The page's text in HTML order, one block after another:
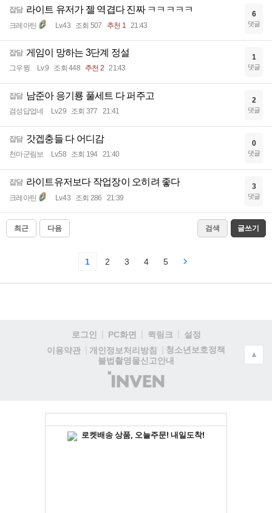
잡담 라이트 유저가 젤 역겹다 진짜 ㅋㅋㅋㅋㅋ
크레아틴 Lv.43 조회 507 추천 1 21:43
6
댓글
잡담 게임이 망하는 3단계 정설
그우뮝 Lv.9 조회 448 추천 2 21:43
1
댓글
잡담 남준아 응기룡 풀세트 다 퍼주고
검성답업네 Lv.29 조회 377 21:41
2
댓글
잡담 갓겝충들 다 어디감
천마군림보 Lv.58 조회 194 21:40
0
댓글
잡담 라이트유저보다 작업장이 오히려 좋다
크레아틴 Lv.43 조회 286 21:39
3
댓글
최근 다음 검색 글쓰기
1 2 3 4 5
로그인 PC화면 퀵링크
설정
이용약관
개인정보처리방침
청소년보호정책
불법촬영물신고안내
(주)
인
▲